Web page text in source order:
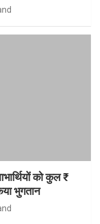
को कुल ₹
भुगतान